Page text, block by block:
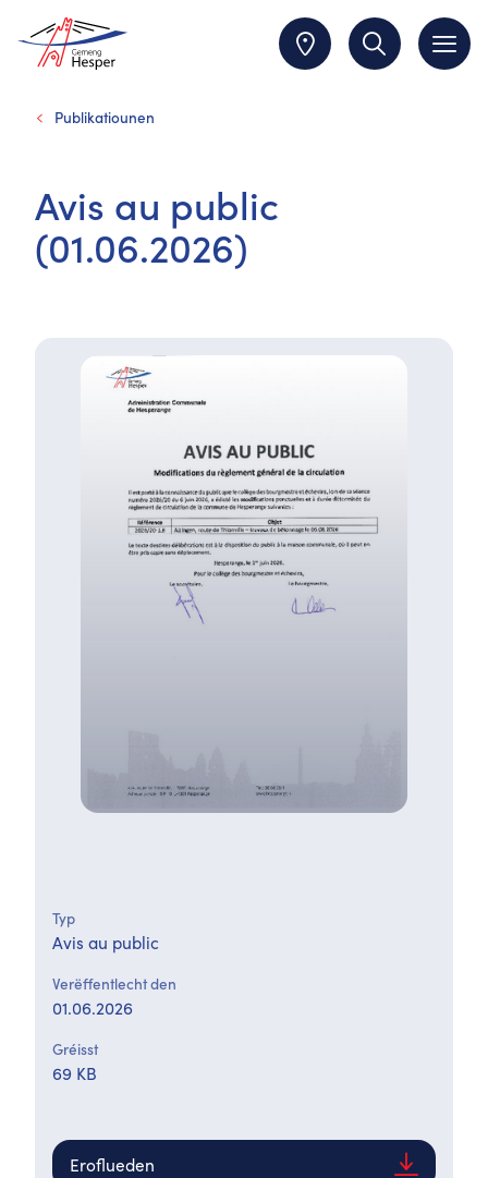
Publikatiounen
Avis au public
(01.06.2026)
Typ
Avis au public
Verëffentlecht den
01.06.2026
Gréisst
69 KB
Eroflueden